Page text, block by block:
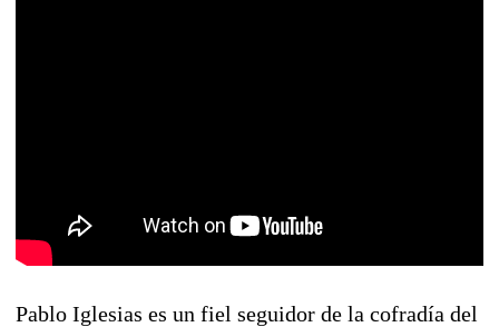
Pablo Iglesias es un fiel seguidor de la cofradía del